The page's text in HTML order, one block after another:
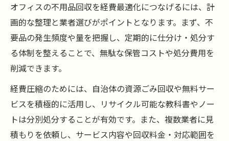
説
不用品回収業者の資格や許可証の確認方法
口コミや評判を活用した不用品回収業者の
選び方
の特徴
事業ゴミ処分と不用品回収の注意点まとめ
事業ゴミと不用品回収の違いを正しく理解
オフィスの不用品回収を経費最適化につなげるには、計
画的な整理と業者選びがポイントとなります。まず、不
要品の発生頻度や量を把握し、定期的に仕分け・処分す
る体制を整えることで、無駄な保管コストや処分費用を
削減できます。
経費圧縮のためには、自治体の資源ごみ回収や無料サー
ビスを積極的に活用し、リサイクル可能な教科書やノー
トは分別処分することが有効です。また、複数業者に見
積もりを依頼し、サービス内容や回収料金・対応範囲を